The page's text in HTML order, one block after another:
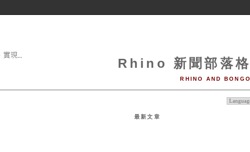
Rhino 新聞部落格
RHINO AND BONGO
最新文章